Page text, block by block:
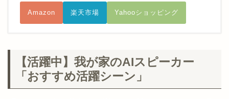
Amazon 楽天市場 Yahooショッピング
【活躍中】我が家のAIスピーカー
「おすすめ活躍シーン」